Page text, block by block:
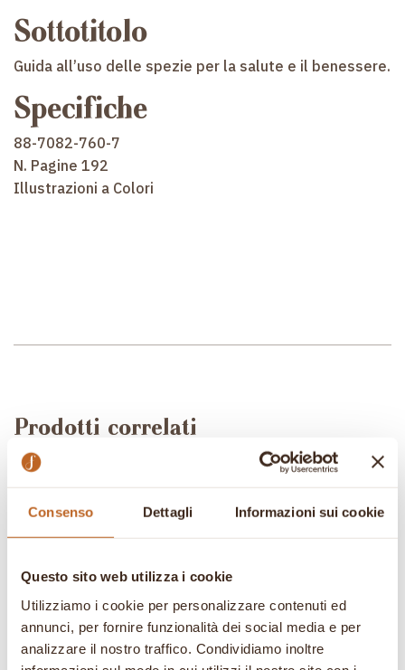
Consenso Dettagli Informazioni sui cookie
Questo sito web utilizza i cookie
Utilizziamo i cookie per personalizzare contenuti ed
annunci, per fornire funzionalità dei social media e per
analizzare il nostro traffico. Condividiamo inoltre
Sottotitolo
Guida all’uso delle spezie per la salute e il benessere.
Specifiche
88-7082-760-7
N. Pagine 192
Illustrazioni a Colori
Prodotti correlati
30 insegnamenti A tavola con le